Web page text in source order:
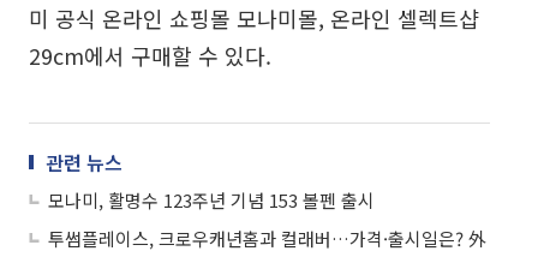
미 공식 온라인 쇼핑몰 모나미몰, 온라인 셀렉트샵
29cm에서 구매할 수 있다.
관련 뉴스
모나미, 활명수 123주년 기념 153 볼펜 출시
투썸플레이스, 크로우캐년홈과 컬래버…가격·출시일은? 外